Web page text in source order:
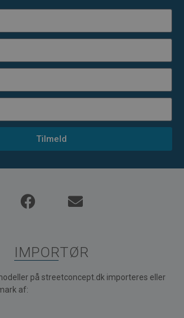
Tilmeld
IMPORTØR
på streetconcept.dk importeres eller
af: